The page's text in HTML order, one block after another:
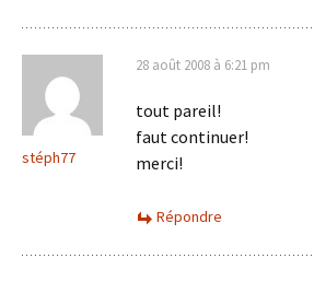
stéph77
28 août 2008 à 6:21 pm
tout pareil!
faut continuer!
merci!
Répondre